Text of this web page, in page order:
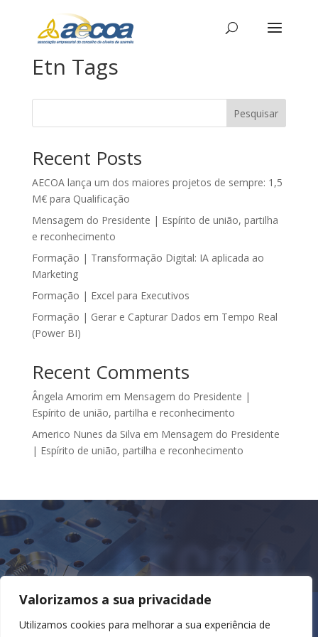
Valorizamos a sua privacidade
Utilizamos cookies para melhorar a sua experiência de
Etn Tags
Pesquisar
Recent Posts
AECOA lança um dos maiores projetos de sempre: 1,5
M€ para Qualificação
Mensagem do Presidente | Espírito de união, partilha
e reconhecimento
Formação | Transformação Digital: IA aplicada ao
Marketing
Formação | Excel para Executivos
Formação | Gerar e Capturar Dados em Tempo Real
(Power BI)
Recent Comments
Ângela Amorim em Mensagem do Presidente |
Espírito de união, partilha e reconhecimento
Americo Nunes da Silva em Mensagem do Presidente
| Espírito de união, partilha e reconhecimento
AECOA